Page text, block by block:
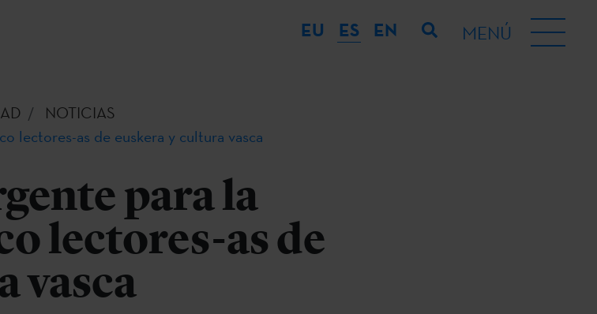
EU ES EN MENÚ
NOTICIAS
lectores-as de euskera y cultura vasca
para la
lectores-as de
vasca